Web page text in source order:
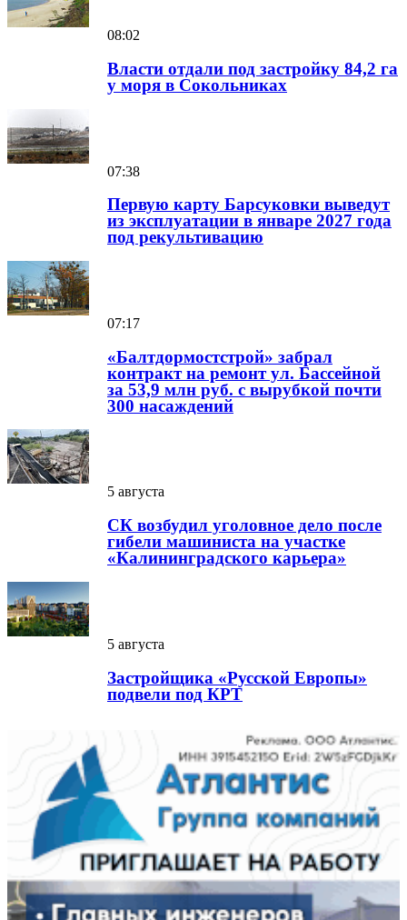
08:02
Власти отдали под застройку 84,2 га
у моря в Сокольниках
07:38
Первую карту Барсуковки выведут
из эксплуатации в январе 2027 года
под рекультивацию
07:17
«Балтдормостстрой» забрал
контракт на ремонт ул. Бассейной
за 53,9 млн руб. с вырубкой почти
300 насаждений
5 августа
СК возбудил уголовное дело после
гибели машиниста на участке
«Калининградского карьера»
5 августа
Застройщика «Русской Европы»
подвели под КРТ